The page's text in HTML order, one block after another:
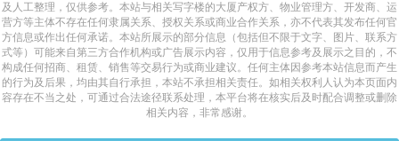
及人工整理，仅供参考。本站与相关写字楼的大厦产权方、物业管理方、开发商、运
营方等主体不存在任何隶属关系、授权关系或商业合作关系，亦不代表其发布任何官
方信息或作出任何承诺。本站所展示的部分信息（包括但不限于文字、图片、联系方
式等）可能来自第三方合作机构或广告展示内容，仅用于信息参考及展示之目的，不
构成任何招商、租赁、销售等交易行为或商业建议。任何主体因参考本站信息而产生
的行为及后果，均由其自行承担，本站不承担相关责任。如相关权利人认为本页面内
容存在不当之处，可通过合法途径联系处理，本平台将在核实后及时配合调整或删除
相关内容，非常感谢。